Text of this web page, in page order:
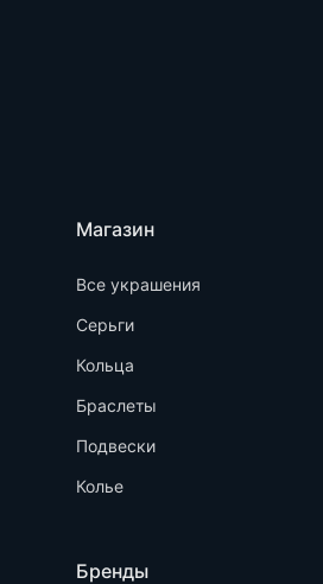
Магазин
Все украшения
Серьги
Кольца
Браслеты
Подвески
Колье
Бренды